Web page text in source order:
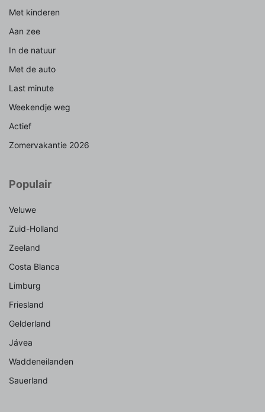
Met kinderen
Aan zee
In de natuur
Met de auto
Last minute
Weekendje weg
Actief
Zomervakantie 2026
Populair
Veluwe
Zuid-Holland
Zeeland
Costa Blanca
Limburg
Friesland
Gelderland
Jávea
Waddeneilanden
Sauerland